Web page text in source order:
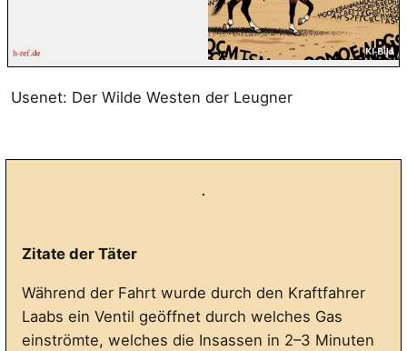
Usenet: Der Wilde Westen der Leugner
Zitate der Täter
Während der Fahrt wurde durch den Kraftfahrer
Laabs ein Ventil geöffnet durch welches Gas
einströmte, welches die Insassen in 2–3 Minuten